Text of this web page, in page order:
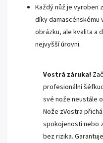
Každý nůž je vyroben
díky damascénskému
obrázku, ale kvalita a
nejvyšší úrovni.
Vostrá záruka!
profesionální
své nože neustále
Nože zVostra
spokojenosti nebo
bez rizika.